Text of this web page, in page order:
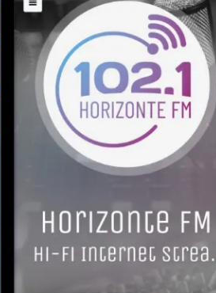
Minda, y un tiro al primer poste
“Tricolor” no tuvo un
peligro por su estilo de “palo
izquierdo Piero Hincapié, que
derechos marfileños, sea